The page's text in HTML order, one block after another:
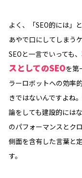
よく、「SEO的には」
あやで口にしてしまう
SEOと一言でいっても、
スとしてのSEOを第
ラーロボットへの効率
きではないんですよね
論をしても建設的には
のパフォーマンスとク
側面を含有した言葉と
す。